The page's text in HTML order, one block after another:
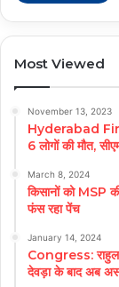
Most Viewed
November 13, 2023
Hyderabad Fire:
6 लोगों की मौत,
March 8, 2024
किसानों को MSP
फंस रहा पेंच
January 14, 2024
Congress: राहुल
देवड़ा के बाद अब